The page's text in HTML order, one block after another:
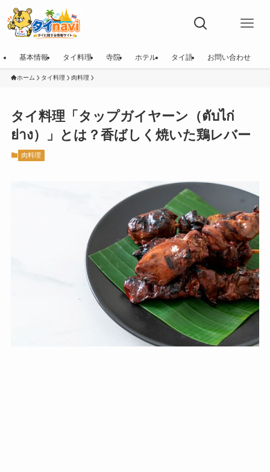
基本情報 タイ料理 寺院 ホテル タイ語 お問い合わせ
ホーム タイ料理 肉料理
タイ料理「タップガイヤーン（ตับไก่
ย่าง）」とは？香ばしく焼いた鶏レバー
肉料理